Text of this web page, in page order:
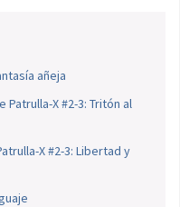
añeja
X #2-3: Tritón al
X #2-3: Libertad y